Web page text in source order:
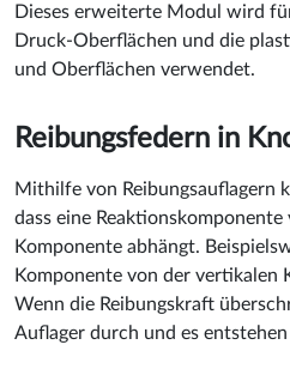
Dieses erweiterte Modul wird
Druck-Oberflächen und die
und Oberflächen verwendet.
Reibungsfedern in
Mithilfe von Reibungsauflagern
dass eine Reaktionskomponente
Komponente abhängt.
Komponente von der vertikalen
Wenn die Reibungskraft
Auflager durch und es